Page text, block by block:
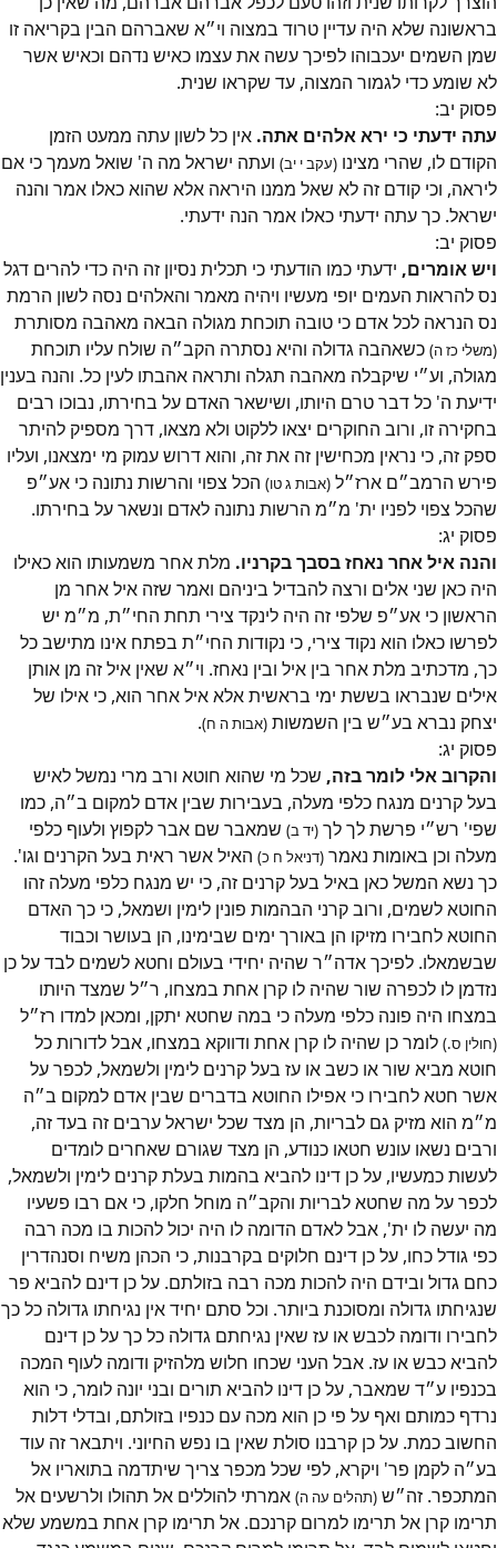
בראשונה שלא היה עדיין טרוד במצוה וי״א שאברהם הבין בקריאה זו
שמן השמים יעכבוהו לפיכך עשה את עצמו כאיש נדהם וכאיש אשר
לא שומע כדי לגמור המצוה, עד שקראו שנית.
פסוק יב:
עתה ידעתי כי ירא אלהים אתה. אין כל לשון עתה ממעט הזמן
הקודם לו, שהרי מצינו (עקב י יב) ועתה ישראל מה ה' שואל מעמך כי אם
ליראה, וכי קודם זה לא שאל ממנו היראה אלא שהוא כאלו אמר והנה
ישראל. כך עתה ידעתי כאלו אמר הנה ידעתי.
פסוק יב:
ויש אומרים, ידעתי כמו הודעתי כי תכלית נסיון זה היה כדי להרים דגל
נס להראות העמים יופי מעשיו ויהיה מאמר והאלהים נסה לשון הרמת
נס הנראה לכל אדם כי טובה תוכחת מגולה הבאה מאהבה מסותרת
(משלי כז ה) כשאהבה גדולה והיא נסתרה הקב״ה שולח עליו תוכחת
מגולה, וע״י שיקבלה מאהבה תגלה ותראה אהבתו לעין כל. והנה בענין
ידיעת ה' כל דבר טרם היותו, ושישאר האדם על בחירתו, נבוכו רבים
בחקירה זו, ורוב החוקרים יצאו ללקוט ולא מצאו, דרך מספיק להיתר
ספק זה, כי נראין מכחישין זה את זה, והוא דרוש עמוק מי ימצאנו, ועליו
פירש הרמב״ם ארז״ל (אבות ג טו) הכל צפוי והרשות נתונה כי אע״פ
שהכל צפוי לפניו ית' מ״מ הרשות נתונה לאדם ונשאר על בחירתו.
פסוק יג:
והנה איל אחר נאחז בסבך בקרניו. מלת אחר משמעותו הוא כאילו
היה כאן שני אלים ורצה להבדיל ביניהם ואמר שזה איל אחר מן
הראשון כי אע״פ שלפי זה היה לינקד צירי תחת החי״ת, מ״מ יש
לפרשו כאלו הוא נקוד צירי, כי נקודות החי״ת בפתח אינו מתישב כל
כך, מדכתיב מלת אחר בין איל ובין נאחז. וי״א שאין איל זה מן אותן
אילים שנבראו בששת ימי בראשית אלא איל אחר הוא, כי אילו של
יצחק נברא בע״ש בין השמשות (אבות ה ח).
פסוק יג:
והקרוב אלי לומר בזה, שכל מי שהוא חוטא ורב מרי נמשל לאיש
בעל קרנים מנגח כלפי מעלה, בעבירות שבין אדם למקום ב״ה, כמו
שפי' רש״י פרשת לך לך (יד ב) שמאבר שם אבר לקפוץ ולעוף כלפי
מעלה וכן באומות נאמר (דניאל ח כ) האיל אשר ראית בעל הקרנים וגו'.
כך נשא המשל כאן באיל בעל קרנים זה, כי יש מנגח כלפי מעלה זהו
החוטא לשמים, ורוב קרני הבהמות פונין לימין ושמאל, כי כך האדם
החוטא לחבירו מזיקו הן באורך ימים שבימינו, הן בעושר וכבוד
שבשמאלו. לפיכך אדה״ר שהיה יחידי בעולם וחטא לשמים לבד על כן
נזדמן לו לכפרה שור שהיה לו קרן אחת במצחו, ר״ל שמצד היותו
במצחו היה פונה כלפי מעלה כי במה שחטא יתקן, ומכאן למדו רז״ל
(חולין ס.) לומר כן שהיה לו קרן אחת ודווקא במצחו, אבל לדורות כל
חוטא מביא שור או כשב או עז בעל קרנים לימין ולשמאל, לכפר על
אשר חטא לחבירו כי אפילו החוטא בדברים שבין אדם למקום ב״ה
מ״מ הוא מזיק גם לבריות, הן מצד שכל ישראל ערבים זה בעד זה,
ורבים נשאו עונש חטאו כנודע, הן מצד שגורם שאחרים לומדים
לעשות כמעשיו, על כן דינו להביא בהמות בעלת קרנים לימין ולשמאל,
לכפר על מה שחטא לבריות והקב״ה מוחל חלקו, כי אם רבו פשעיו
מה יעשה לו ית', אבל לאדם הדומה לו היה יכול להכות בו מכה רבה
כפי גודל כחו, על כן דינם חלוקים בקרבנות, כי הכהן משיח וסנהדרין
כחם גדול ובידם היה להכות מכה רבה בזולתם. על כן דינם להביא פר
שנגיחתו גדולה ומסוכנת ביותר. וכל סתם יחיד אין נגיחתו גדולה כל כך
לחבירו ודומה לכבש או עז שאין נגיחתם גדולה כל כך על כן דינם
להביא כבש או עז. אבל העני שכחו חלוש מלהזיק ודומה לעוף המכה
בכנפיו ע״ד שמאבר, על כן דינו להביא תורים ובני יונה לומר, כי הוא
נרדף כמותם ואף על פי כן הוא מכה עם כנפיו בזולתם, ובדלי דלות
החשוב כמת. על כן קרבנו סולת שאין בו נפש החיוני. ויתבאר זה עוד
בע״ה לקמן פר' ויקרא, לפי שכל מכפר צריך שיתדמה בתואריו אל
המתכפר. זה״ש (תהלים עה ה) אמרתי להוללים אל תהולו ולרשעים אל
תרימו קרן אל תרימו למרום קרנכם. אל תרימו קרן אחת במשמע שלא